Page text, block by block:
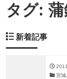
タグ:
新着記事
宮城